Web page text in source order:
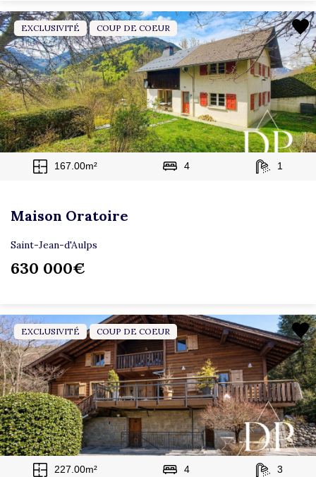
EXCLUSIVITÉ COUP DE COEUR
167.00m² 4 1
Maison Oratoire
Saint-Jean-d'Aulps
630 000€
EXCLUSIVITÉ COUP DE COEUR
227.00m² 4 3